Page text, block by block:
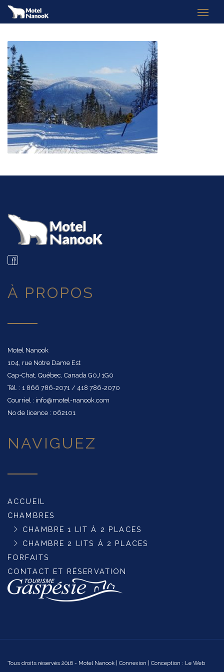
À PROPOS
Motel Nanook
104, rue Notre Dame Est
Cap-Chat, Québec, Canada G0J 1G0
Tél. : 1 866 786-2071 / 418 786-2070
Courriel : info@motel-nanook.com
No de licence : 062101
NAVIGUEZ
ACCUEIL
CHAMBRES
CHAMBRE 1 LIT À 2 PLACES
CHAMBRE 2 LITS À 2 PLACES
FORFAITS
CONTACT ET RÉSERVATION
Tous droits réservés 2016 - Motel Nanook | Connexion | Conception : Le Web